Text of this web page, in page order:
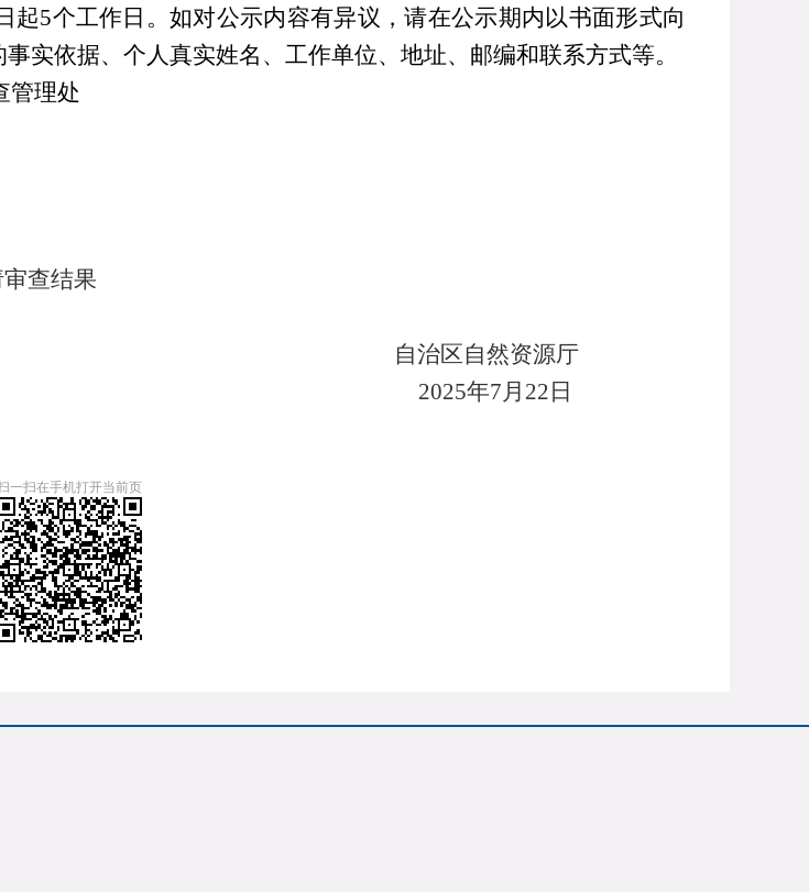
起5个工作日。如对公示内容有异议，请在公示期内以书面形式向
实依据、个人真实姓名、工作单位、地址、邮编和联系方式等。
管理处
查结果
然资源厅
年7月22日
一扫在手机打开当前页